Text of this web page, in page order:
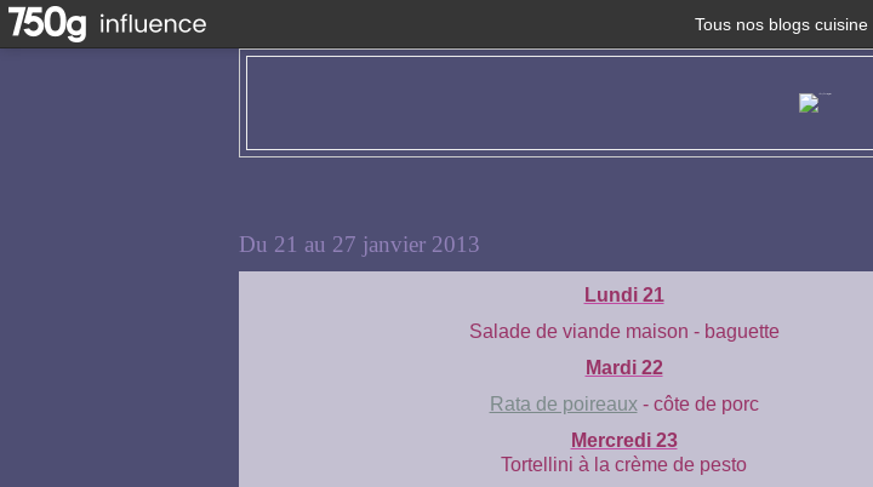
Tous nos blogs cuisine
Du 21 au 27 janvier 2013
Lundi 21
Salade de viande maison - baguette
Mardi 22
Rata de poireaux- côte de porc
Mercredi 23
Tortellini à la crème de pesto